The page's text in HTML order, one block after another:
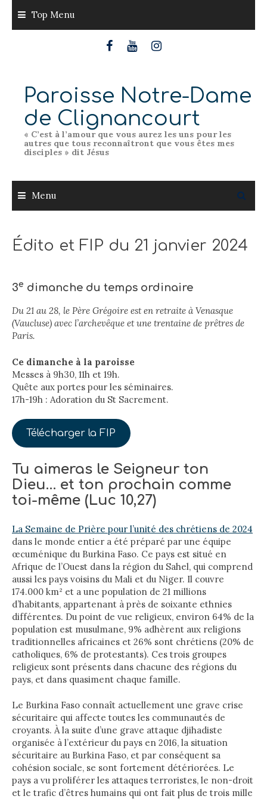
content
Top Menu
Paroisse Notre-Dame
de Clignancourt
« C’est à l’amour que vous aurez les uns pour les
autres que tous reconnaîtront que vous êtes mes
disciples » dit Jésus
Menu
Édito et FIP du 21 janvier 2024
3e dimanche du temps ordinaire
Du 21 au 28, le Père Grégoire est en retraite à Venasque
(Vaucluse) avec l’archevêque et une trentaine de prêtres de
Paris.
Ce dimanche à la paroisse
Messes à 9h30, 11h et 19h.
Quête aux portes pour les séminaires.
17h-19h : Adoration du St Sacrement.
Télécharger la FIP
Tu aimeras le Seigneur ton
Dieu… et ton prochain comme
toi-même (Luc 10,27)
La Semaine de Prière pour l’unité des chrétiens de 2024
dans le monde entier a été préparé par une équipe
œcuménique du Burkina Faso. Ce pays est situé en
Afrique de l’Ouest dans la région du Sahel, qui comprend
aussi les pays voisins du Mali et du Niger. Il couvre
174.000 km² et a une population de 21 millions
d’habitants, appartenant à près de soixante ethnies
différentes. Du point de vue religieux, environ 64% de la
population est musulmane, 9% adhèrent aux religions
traditionnelles africaines et 26% sont chrétiens (20% de
catholiques, 6% de protestants). Ces trois groupes
religieux sont présents dans chacune des régions du
pays, et dans quasiment chaque famille.
Le Burkina Faso connaît actuellement une grave crise
sécuritaire qui affecte toutes les communautés de
croyants. À la suite d’une grave attaque djihadiste
organisée à l’extérieur du pays en 2016, la situation
sécuritaire au Burkina Faso, et par conséquent sa
cohésion sociale, se sont fortement détériorées. Le
pays a vu proliférer les attaques terroristes, le non-droit
et le trafic d’êtres humains qui ont fait plus de trois mille